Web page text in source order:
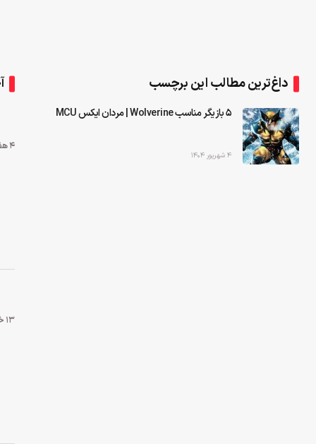
4 هفته قبل
۱۳ خرداد ۱۴۰۵
داغ‌ترین مطالب این برچسب
5 بازیگر مناسب Wolverine | مردان ایکس MCU
۴ شهریور ۱۴۰۴